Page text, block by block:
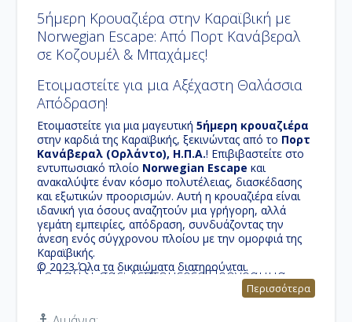
5ήμερη Κρουαζιέρα στην Καραϊβική με
Norwegian Escape: Από Πορτ Κανάβεραλ
σε Κοζουμέλ & Μπαχάμες!
Ετοιμαστείτε για μια Αξέχαστη Θαλάσσια
Απόδραση!
Ετοιμαστείτε για μια μαγευτική5ήμερη κρουαζιέρα
στην καρδιά της Καραϊβικής, ξεκινώντας από το Πορτ
Κανάβεραλ (Ορλάντο), Η.Π.Α.! Επιβιβαστείτε στο
εντυπωσιακό πλοίο Norwegian Escape και
ανακαλύψτε έναν κόσμο πολυτέλειας, διασκέδασης
και εξωτικών προορισμών. Αυτή η κρουαζιέρα είναι
ιδανική για όσους αναζητούν μια γρήγορη, αλλά
γεμάτη εμπειρίες, απόδραση, συνδυάζοντας την
άνεση ενός σύγχρονου πλοίου με την ομορφιά της
Καραϊβικής.
Το Ταξίδι σας: Λεπτομερές Πρόγραμμα
Ανακαλύψτε το πλήρες πρόγραμμα του ταξιδιού σας,
© 2023 Όλα τα δικαιώματα διατηρούνται.
Περισσότερα